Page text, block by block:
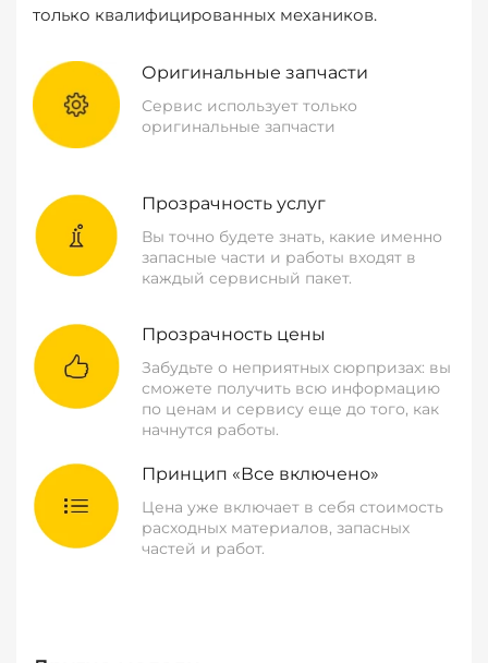
только квалифицированных механиков.
Оригинальные запчасти
Сервис использует только
оригинальные запчасти
Прозрачность услуг
Вы точно будете знать, какие именно
запасные части и работы входят в
каждый сервисный пакет.
Прозрачность цены
Забудьте о неприятных сюрпризах: вы
сможете получить всю информацию
по ценам и сервису еще до того, как
начнутся работы.
Принцип «Все включено»
Цена уже включает в себя стоимость
расходных материалов, запасных
частей и работ.